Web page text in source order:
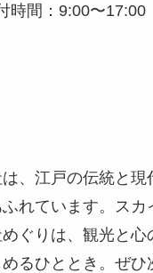
時間：9:00〜17:00
、江戸の伝統と現
れています。スカ
ぐりは、観光と心
るひととき。ぜひ